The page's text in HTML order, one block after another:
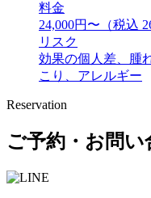
料金
24,000円〜（税込
リスク
効果の個人差、腫
こり、アレルギー
Reservation
ご予約・お問い